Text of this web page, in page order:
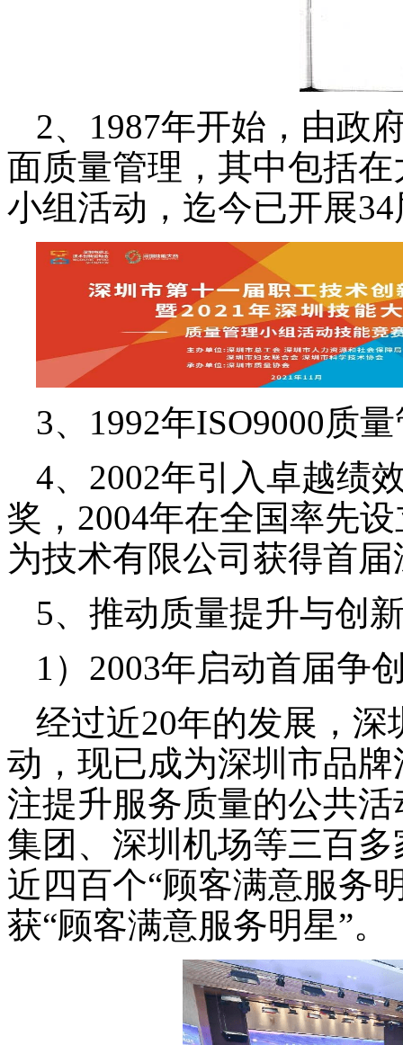
2、1987年开始，由政
面质量管理，其中包括
小组活动，迄今已开展
3、1992年ISO9000质
4、2002年引入卓越绩
奖，2004年在全国率先
为技术有限公司获得首
5、推动质量提升与创
1）2003年启动首届争
经过近20年的发展，
动，现已成为深圳市品
注提升服务质量的公共
集团、深圳机场等三百
近四百个“顾客满意服务
获“顾客满意服务明星”。